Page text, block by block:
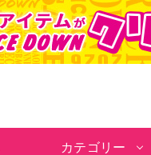
カテゴリー